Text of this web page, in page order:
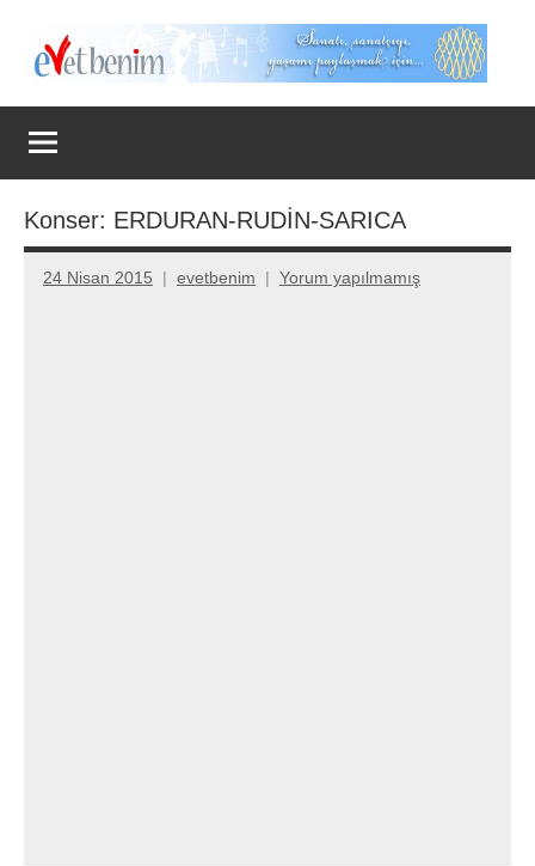
Evet
Benim
Konser: ERDURAN-RUDİN-SARICA
24 Nisan 2015 evetbenim Yorum yapılmamış